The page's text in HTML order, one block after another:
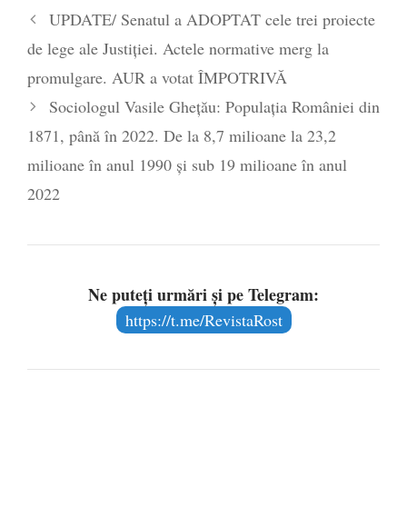
poetului Octavian Goga, înlăturat din Iași
- 16 aprilie 2026
UPDATE/ Senatul a ADOPTAT cele trei proiecte
de lege ale Justiţiei. Actele normative merg la
promulgare. AUR a votat ÎMPOTRIVĂ
Sociologul Vasile Ghețău: Populația României din
1871, până în 2022. De la 8,7 milioane la 23,2
milioane în anul 1990 și sub 19 milioane în anul
2022
Ne puteți urmări și pe Telegram:
https://t.me/RevistaRost